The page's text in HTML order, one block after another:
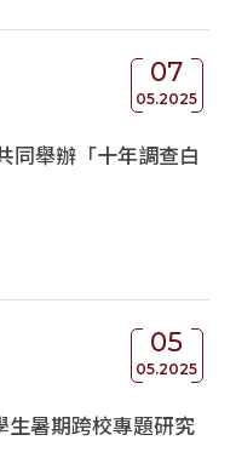
07
05.2025
同舉辦「十年調查白
05
05.2025
暑期跨校專題研究